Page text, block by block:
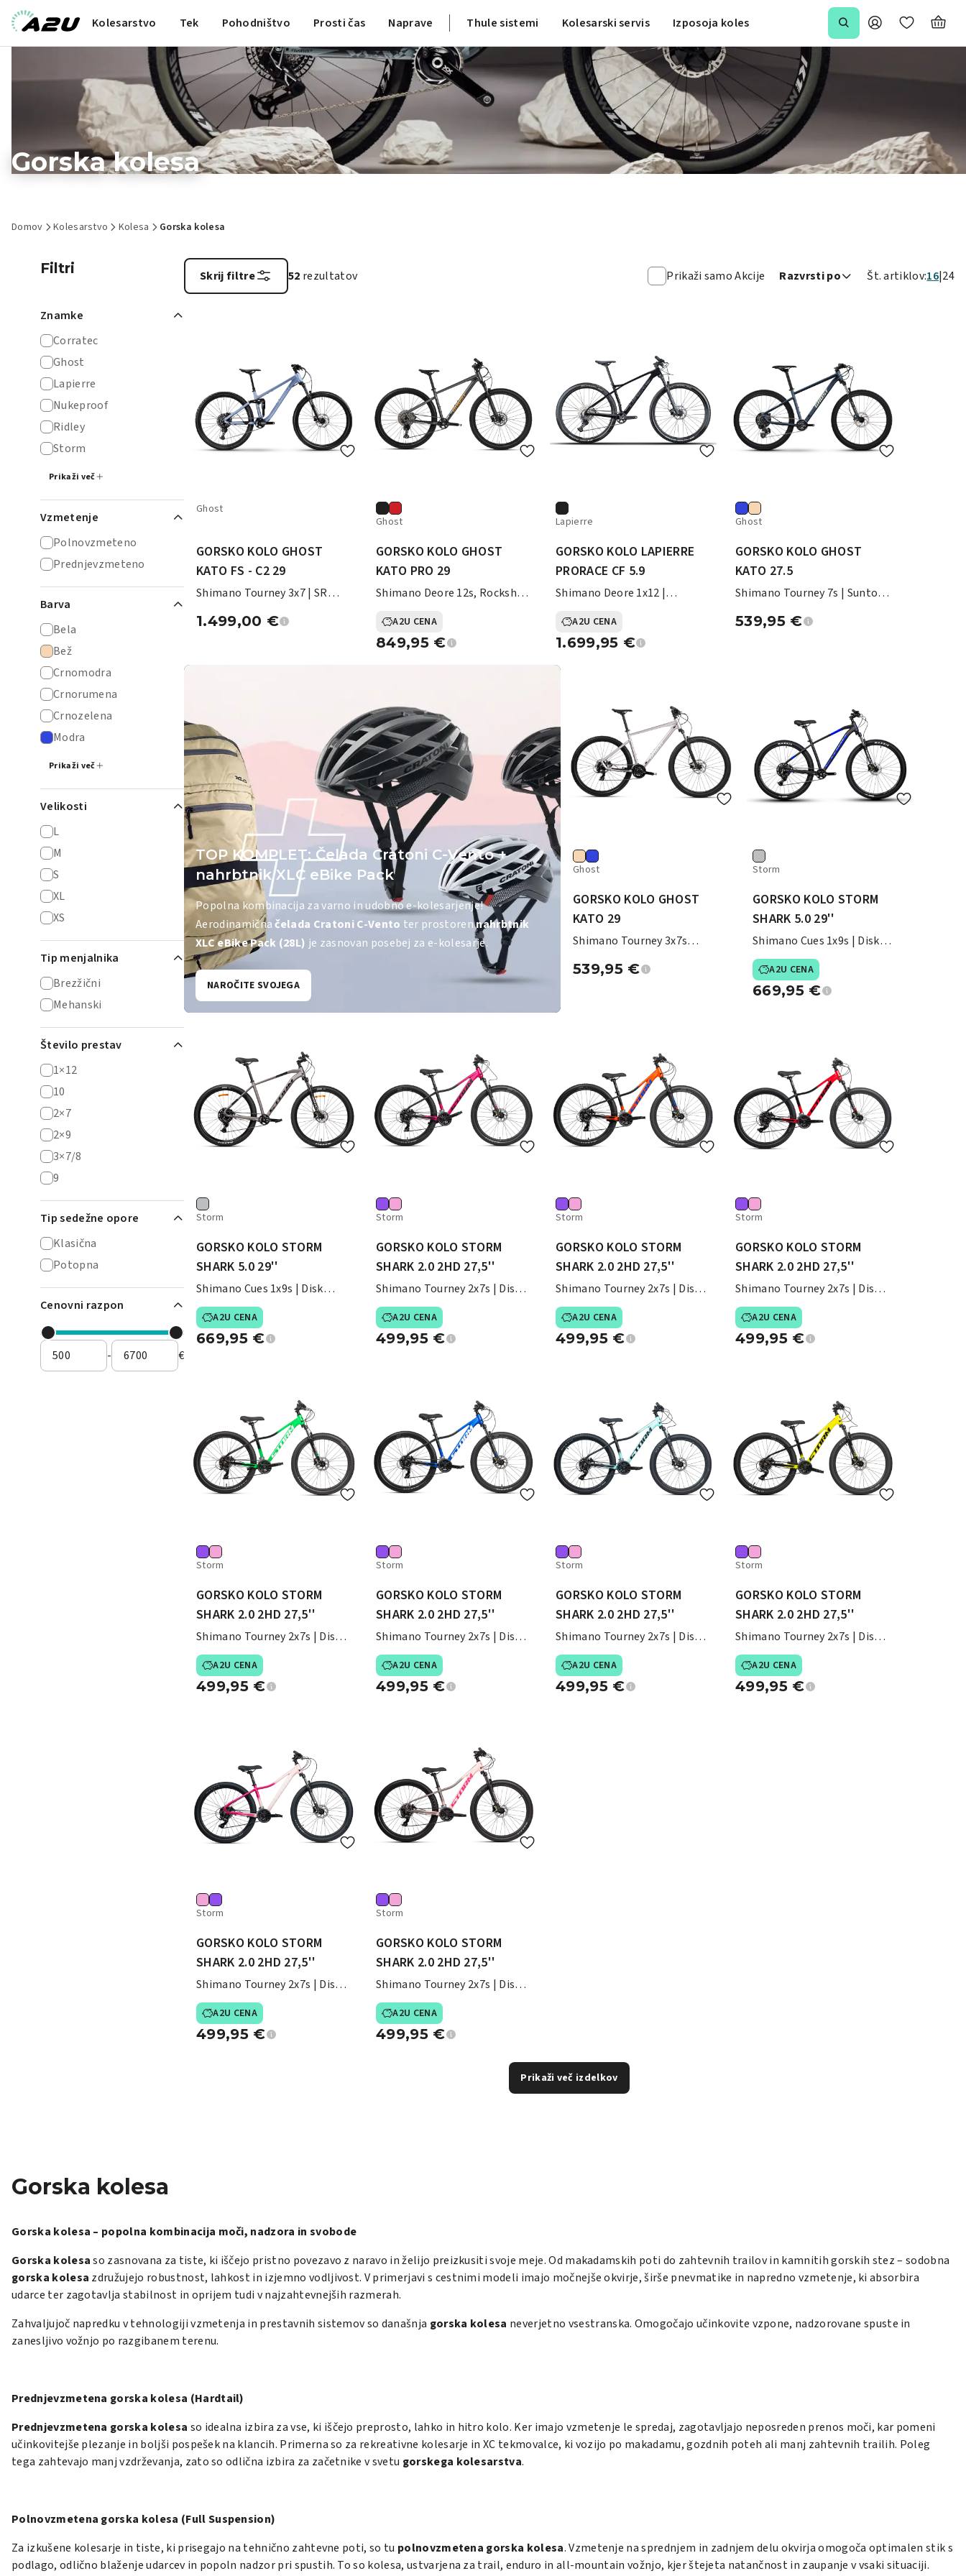
Kolesarstvo Tek Pohodništvo Prosti čas Naprave Thule sistemi Kolesarski servis Izposoja koles
Gorska kolesa
Domov Kolesarstvo Kolesa Gorska kolesa
Filtri
Znamke
Corratec
Ghost
Lapierre
Nukeproof
Ridley
Storm
Prikaži več
Vzmetenje
Polnovzmeteno
Prednjevzmeteno
Barva
Bela
Bež
Crnomodra
Crnorumena
Crnozelena
Modra
Prikaži več
Velikosti
L
M
S
XL
XS
Tip menjalnika
Brezžični
Mehanski
Število prestav
1×12
10
2×7
2×9
3×7/8
9
Tip sedežne opore
Klasična
Potopna
Cenovni razpon
- €
Skrij filtre 52 rezultatov Prikaži samo Akcije Razvrsti po Št. artiklov:16 24
Ghost
GORSKO KOLO GHOST
KATO FS - C2 29
Shimano Tourney 3x7 | SR
1.499,00 €
Ghost
GORSKO KOLO GHOST
KATO PRO 29
Shimano Deore 12s, Rockshox
A2U CENA
849,95 €
Lapierre
GORSKO KOLO LAPIERRE
PRORACE CF 5.9
Shimano Deore 1x12 |
Karbon
A2U CENA
1.699,95 €
Ghost
GORSKO KOLO GHOST
KATO 27.5
Shimano Tourney 7s | Suntour
539,95 €
TOP KOMPLET: Čelada Cratoni C-Vento +
nahrbtnik XLC eBike Pack
Popolna kombinacija za varno in udobno e-kolesarjenje!
Aerodinamičnačelada Cratoni C-Vento ter prostorennahrbtnik
XLC eBike Pack (28L) je zasnovan posebej za e-kolesarje.
NAROČITE SVOJEGA
Ghost
GORSKO KOLO GHOST
KATO 29
Shimano Tourney 3x7s
539,95 €
Storm
GORSKO KOLO STORM
SHARK 5.0 29''
Shimano Cues 1x9s | Disk
zavore
A2U CENA
669,95 €
Storm
GORSKO KOLO STORM
SHARK 5.0 29''
Shimano Cues 1x9s | Disk
zavore
A2U CENA
669,95 €
Storm
GORSKO KOLO STORM
SHARK 2.0 2HD 27,5''
Shimano Tourney 2x7s | Disk
zavore
A2U CENA
499,95 €
Storm
GORSKO KOLO STORM
SHARK 2.0 2HD 27,5''
Shimano Tourney 2x7s | Disk
zavore
A2U CENA
499,95 €
Storm
GORSKO KOLO STORM
SHARK 2.0 2HD 27,5''
Shimano Tourney 2x7s | Disk
zavore
A2U CENA
499,95 €
Storm
GORSKO KOLO STORM
SHARK 2.0 2HD 27,5''
Shimano Tourney 2x7s | Disk
zavore
A2U CENA
499,95 €
Storm
GORSKO KOLO STORM
SHARK 2.0 2HD 27,5''
Shimano Tourney 2x7s | Disk
zavore
A2U CENA
499,95 €
Storm
GORSKO KOLO STORM
SHARK 2.0 2HD 27,5''
Shimano Tourney 2x7s | Disk
zavore
A2U CENA
499,95 €
Storm
GORSKO KOLO STORM
SHARK 2.0 2HD 27,5''
Shimano Tourney 2x7s | Disk
zavore
A2U CENA
499,95 €
Storm
GORSKO KOLO STORM
SHARK 2.0 2HD 27,5''
Shimano Tourney 2x7s | Disk
zavore
A2U CENA
499,95 €
Storm
GORSKO KOLO STORM
SHARK 2.0 2HD 27,5''
Shimano Tourney 2x7s | Disk
zavore
A2U CENA
499,95 €
Prikaži več izdelkov
Gorska kolesa
Gorska kolesa – popolna kombinacija moči, nadzora in svobode
Gorska kolesaso zasnovana za tiste, ki iščejo pristno povezavo z naravo in želijo preizkusiti svoje meje. Od makadamskih poti do zahtevnih trailov in kamnitih gorskih stez – sodobna
gorska kolesa združujejo robustnost, lahkost in izjemno vodljivost. V primerjavi s cestnimi modeli imajo močnejše okvirje, širše pnevmatike in napredno vzmetenje, ki absorbira
udarce ter zagotavlja stabilnost in oprijem tudi v najzahtevnejših razmerah.
Zahvaljujoč napredku v tehnologiji vzmetenja in prestavnih sistemov so današnja gorska kolesa neverjetno vsestranska. Omogočajo učinkovite vzpone, nadzorovane spuste in
zanesljivo vožnjo po razgibanem terenu.
Prednjevzmetena gorska kolesa (Hardtail)
Prednjevzmetena gorska kolesa so idealna izbira za vse, ki iščejo preprosto, lahko in hitro kolo. Ker imajo vzmetenje le spredaj, zagotavljajo neposreden prenos moči, kar pomeni
učinkovitejše plezanje in boljši pospešek na klancih. Primerna so za rekreativne kolesarje in XC tekmovalce, ki vozijo po makadamu, gozdnih poteh ali manj zahtevnih trailih. Poleg
tega zahtevajo manj vzdrževanja, zato so odlična izbira za začetnike v svetu gorskega kolesarstva.
Polnovzmetena gorska kolesa (Full Suspension)
Za izkušene kolesarje in tiste, ki prisegajo na tehnično zahtevne poti, so tu polnovzmetena gorska kolesa. Vzmetenje na sprednjem in zadnjem delu okvirja omogoča optimalen stik s
podlago, odlično blaženje udarcev in popoln nadzor pri spustih. To so kolesa, ustvarjena za trail, enduro in all-mountain vožnjo, kjer štejeta natančnost in zaupanje v vsaki situaciji.